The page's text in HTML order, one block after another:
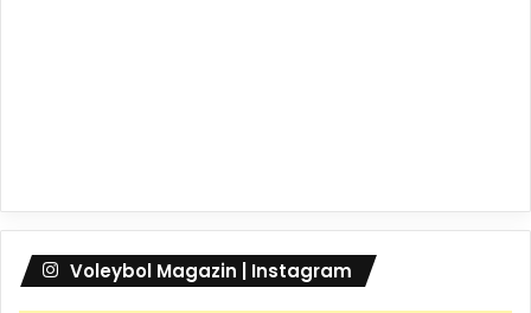
Voleybol Magazin | Instagram